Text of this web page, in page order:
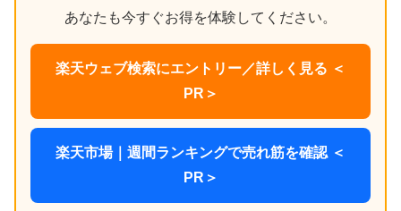
あなたも今すぐお得を体験してください。
楽天ウェブ検索にエントリー／詳しく見る ＜
PR＞
楽天市場｜週間ランキングで売れ筋を確認 ＜
PR＞